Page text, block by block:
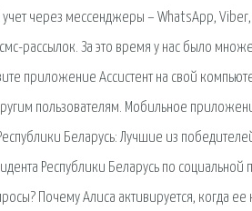
через мессенджеры – WhatsApp,
рассылок. За это время у нас было
приложение Ассистент на свой
пользователям. Мобильное
Беларусь: Лучшие из
Республики Беларусь по
Почему Алиса активируется, когда